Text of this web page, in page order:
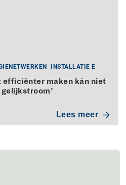
INSTALLATIE E
maken kán niet
Lees meer